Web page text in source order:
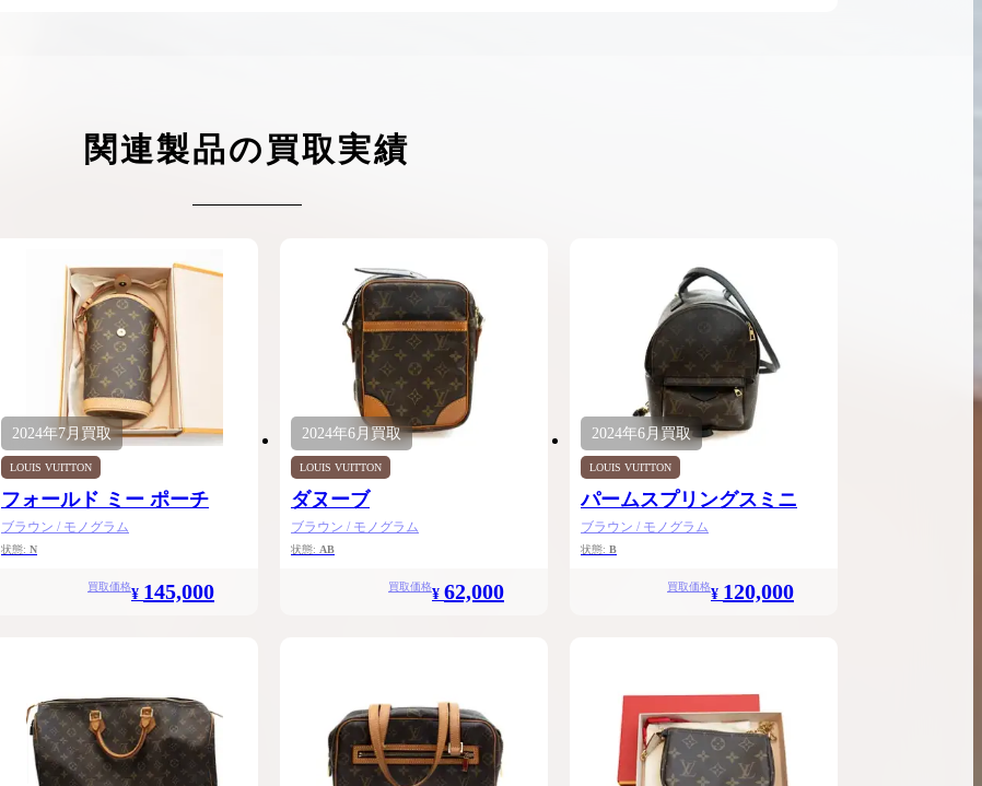
取相場や高く売れるコツを解説
取価格は？相場高騰で全体的に買取価格がア
ップしています
関連製品の買取実績
2024年7月 買取
LOUIS VUITTON
フォールド ミー ポーチ
ブラウン / モノグラム
状態: N
買取価格¥ 145,000
2024年6月買取
LOUIS VUITTON
ダヌーブ
ブラウン / モノグラム
状態: AB
買取価格¥ 62,000
2024年6月買取
LOUIS VUITTON
パームスプリングスミニ
ブラウン / モノグラム
状態: B
買取価格¥ 120,000